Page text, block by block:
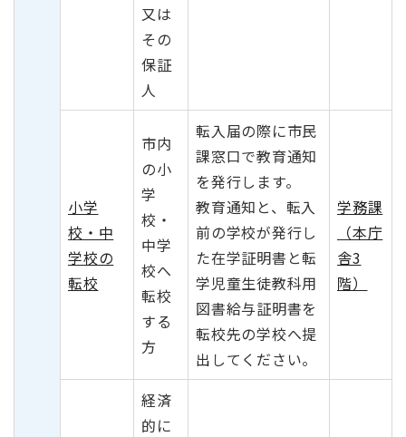
又は
その
保証
人
小学
校・中
学校の
転校
市内
の小
学
校・
中学
校へ
転校
する
方
転入届の際に市民
課窓口で教育通知
を発行します。
教育通知と、転入
前の学校が発行し
た在学証明書と転
学児童生徒教科用
図書給与証明書を
転校先の学校へ提
出してください。
学務課
（本庁
舎3
階）
経済
的に